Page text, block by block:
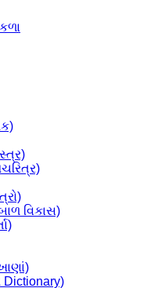
વિકાસ)
Dictionary)